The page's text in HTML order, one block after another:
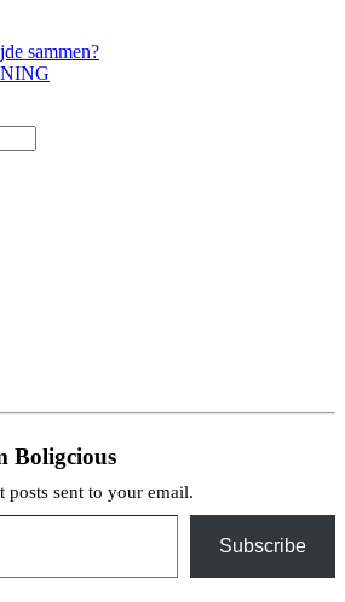
sammen?
Boligcious
posts sent to your email.
Subscribe